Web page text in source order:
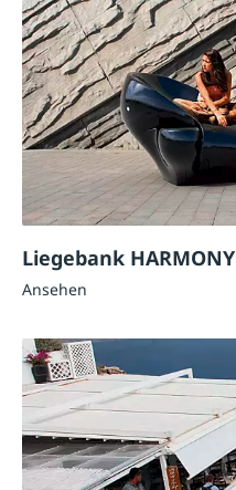
Liegebank HARMONY
Ansehen